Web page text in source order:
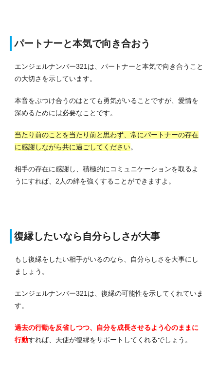
パートナーと本気で向き合おう
エンジェルナンバー321は、パートナーと本気で向き合うこと
の大切さを示しています。
本音をぶつけ合うのはとても勇気がいることですが、愛情を
深めるためには必要なことです。
当たり前のことを当たり前と思わず、常にパートナーの存在
に感謝しながら共に過ごしてください。
相手の存在に感謝し、積極的にコミュニケーションを取るよ
うにすれば、2人の絆を強くすることができますよ。
復縁したいなら自分らしさが大事
もし復縁をしたい相手がいるのなら、自分らしさを大事にし
ましょう。
エンジェルナンバー321は、復縁の可能性を示してくれていま
す。
過去の行動を反省しつつ、自分を成長させるよう心のままに
行動すれば、天使が復縁をサポートしてくれるでしょう。